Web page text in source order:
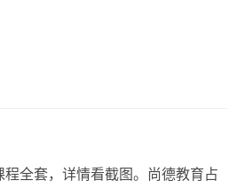
全套，详情看截图。尚德教育占